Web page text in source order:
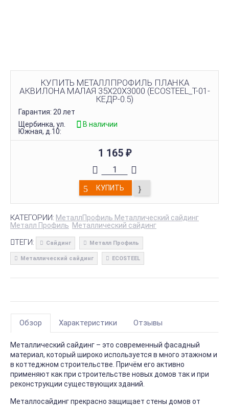
КУПИТЬ МЕТАЛЛПРОФИЛЬ ПЛАНКА
АКВИЛОНА МАЛАЯ 35Х20Х3000 (ECOSTEEL_T-01-
КЕДР-0.5)
Гарантия: 20 лет
Щербинка, ул.
Южная, д.10:
В наличии
1 165 ₽
КУПИТЬ
КАТЕГОРИИ: МеталлПрофиль Металлический сайдинг
Металл Профиль Металлический сайдинг
ТЕГИ: Сайдинг Металл Профиль
Металлический сайдинг ECOSTEEL
Обзор Характеристики Отзывы
Металлический сайдинг – это современный фасадный
материал, который широко используется в много этажном и
в коттеджном строительстве. Причём его активно
применяют как при строительстве новых домов так и при
реконструкции существующих зданий.
Металлосайдинг прекрасно защищает стены домов от